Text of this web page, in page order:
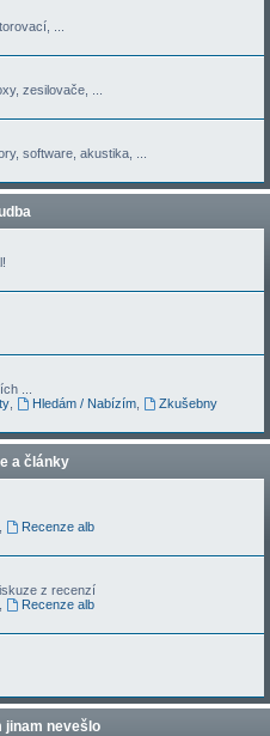
...
zesilovače, ...
software, akustika, ...
...
, Hledám / Nabízím,
Zkušebny
a články
Recenze alb
z recenzí
Recenze alb
jinam nevešlo